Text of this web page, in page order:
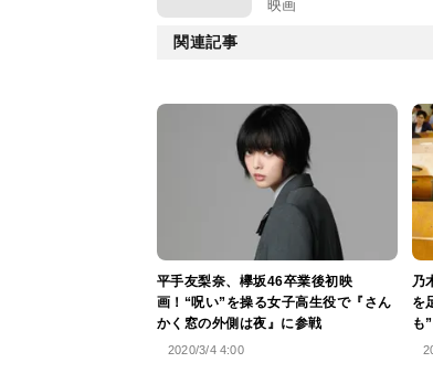
映画
関連記事
平手友梨奈、欅坂46卒業後初映
画！“呪い”を操る女子高生役で『さん
かく窓の外側は夜』に参戦
2020/3/4 4:00
乃
を
も